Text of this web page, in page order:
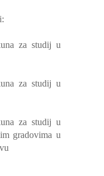
za studij u
za studij u
za studij u
gradovima u